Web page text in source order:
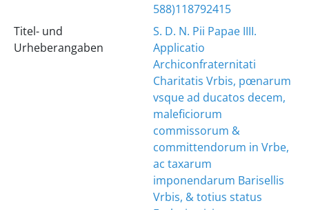
588)118792415
Titel- und
Urheberangaben
S. D. N. Pii Papae IIII.
Applicatio
Archiconfraternitati
Charitatis Vrbis, pœnarum
vsque ad ducatos decem,
maleficiorum
commissorum &
committendorum in Vrbe,
ac taxarum
imponendarum Barisellis
Vrbis, & totius status